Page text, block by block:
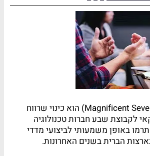
שבע המופלאות (Magnificent Seven) הוא כינוי שרווח
לקבוצת שבע חברות טכנולוגיה
תרמו באופן משמעותי לביצועי מדדי
הברית בשנים האחרונות.